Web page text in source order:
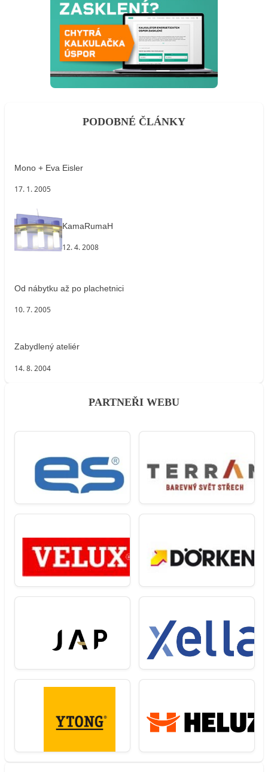
PODOBNÉ ČLÁNKY
Mono + Eva Eisler
17. 1. 2005
KamaRumaH
12. 4. 2008
Od nábytku až po plachetnici
10. 7. 2005
Zabydlený ateliér
14. 8. 2004
PARTNEŘI WEBU